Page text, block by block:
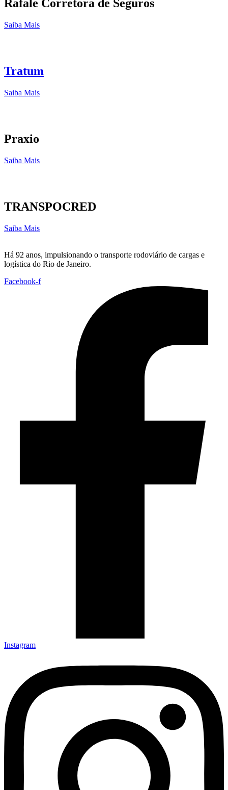
Rafale Corretora de Seguros
Saiba Mais
Tratum
Saiba Mais
Praxio
Saiba Mais
TRANSPOCRED
Saiba Mais
Há 92 anos, impulsionando o transporte rodoviário de cargas e
logística do Rio de Janeiro.
Facebook-f
Instagram